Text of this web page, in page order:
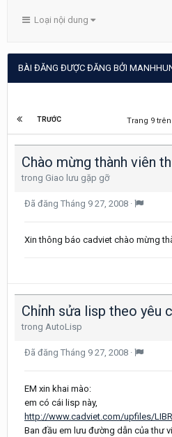
Loại nội dung
BÀI ĐĂNG ĐƯỢC ĐĂNG BỞI
TRƯỚC Trang 9 trên
Chào mừng thành viên
trong Giao lưu gặp gỡ
Đã đăng Tháng 9 27, 2008 ·
Xin thông báo cadviet chào mừng
Chỉnh sửa lisp theo yêu
trong AutoLisp
Đã đăng Tháng 9 27, 2008 ·
EM xin khai mào:
em có cái lisp này,
http://www.cadviet.com/upfiles/
Ban đầu em lưu đường dẫn của thư